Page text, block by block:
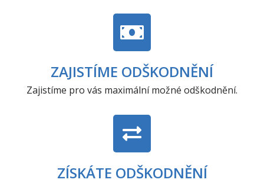
ZAJISTÍME ODŠKODNĚNÍ
Zajistíme pro vás maximální možné odškodnění.
ZÍSKÁTE ODŠKODNĚNÍ